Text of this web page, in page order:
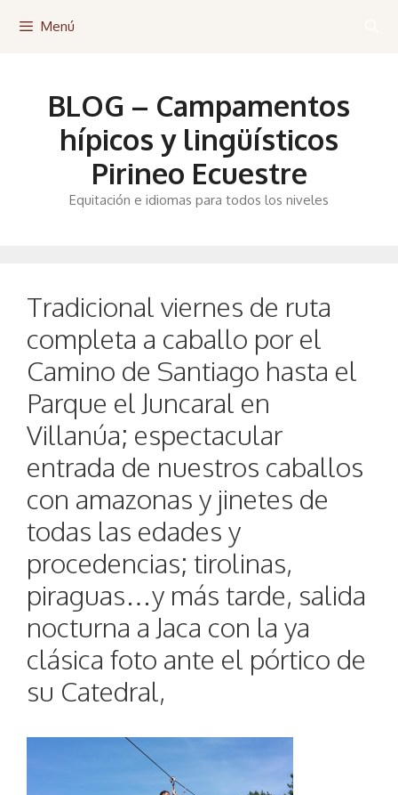
Menú
BLOG – Campamentos
hípicos y lingüísticos
Pirineo Ecuestre
Equitación e idiomas para todos los niveles
Tradicional viernes de ruta
completa a caballo por el
Camino de Santiago hasta el
Parque el Juncaral en
Villanúa; espectacular
entrada de nuestros caballos
con amazonas y jinetes de
todas las edades y
procedencias; tirolinas,
piraguas…y más tarde, salida
nocturna a Jaca con la ya
clásica foto ante el pórtico de
su Catedral,